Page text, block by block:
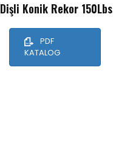
Dişli Konik Rekor 150Lbs
PDF
KATALOG